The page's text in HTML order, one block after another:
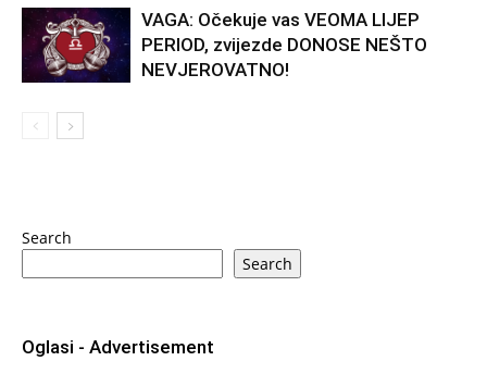
VAGA: Očekuje vas VEOMA LIJEP
PERIOD, zvijezde DONOSE NEŠTO
NEVJEROVATNO!
Search
Search
Oglasi - Advertisement